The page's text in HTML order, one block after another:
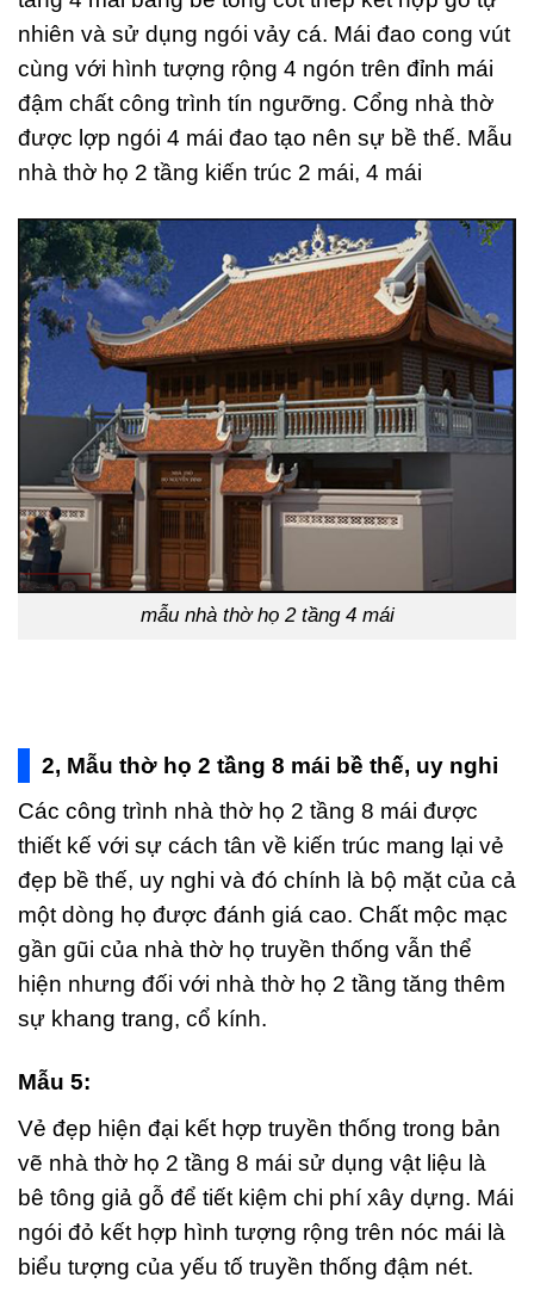
nhiên và sử dụng ngói vảy cá. Mái đao cong vút
cùng với hình tượng rộng 4 ngón trên đỉnh mái
đậm chất công trình tín ngưỡng. Cổng nhà thờ
được lợp ngói 4 mái đao tạo nên sự bề thế. Mẫu
nhà thờ họ 2 tầng kiến trúc 2 mái, 4 mái
mẫu nhà thờ họ 2 tầng 4 mái
2, Mẫu thờ họ 2 tầng 8 mái bề thế, uy nghi
Các công trình nhà thờ họ 2 tầng 8 mái được
thiết kế với sự cách tân về kiến trúc mang lại vẻ
đẹp bề thế, uy nghi và đó chính là bộ mặt của cả
một dòng họ được đánh giá cao. Chất mộc mạc
gần gũi của nhà thờ họ truyền thống vẫn thể
hiện nhưng đối với nhà thờ họ 2 tầng tăng thêm
sự khang trang, cổ kính.
Mẫu 5:
Vẻ đẹp hiện đại kết hợp truyền thống trong bản
vẽ nhà thờ họ 2 tầng 8 mái sử dụng vật liệu là
bê tông giả gỗ để tiết kiệm chi phí xây dựng. Mái
ngói đỏ kết hợp hình tượng rộng trên nóc mái là
biểu tượng của yếu tố truyền thống đậm nét.